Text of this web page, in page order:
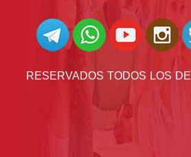
RESERVADOS TODOS LOS